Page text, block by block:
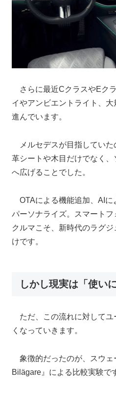
さらに最近CクラスやEク
イやアンビエントライト、
進んでいます。
メルセデスが目指していた
革シートや木目だけでなく
へ広げることでした。
OTAによる機能追加、AIに
パーソナライズ。スマート
クルマこそ、新時代のラグ
けです。
しかし現実は「使い
ただ、この流れに対してユ
くなっていきます。
象徴的だったのが、スウェ
Bilägare』による比較実験で